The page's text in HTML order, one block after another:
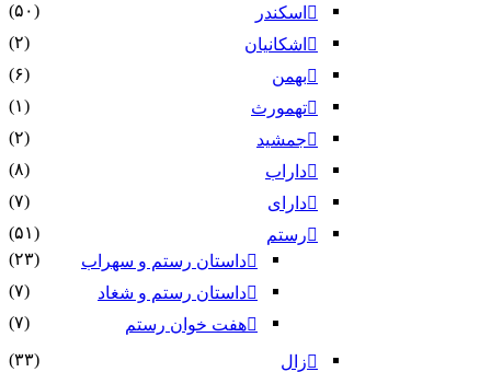
اسکندر
(۵۰)
اشکانیان
(۲)
بهمن
(۶)
تهمورث
(۱)
جمشید
(۲)
داراب
(۸)
دارای
(۷)
رستم
(۵۱)
داستان رستم و سهراب
(۲۳)
داستان رستم و شغاد
(۷)
هفت خوان رستم‏
(۷)
زال
(۳۳)